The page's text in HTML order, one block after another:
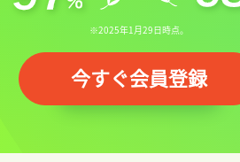
※2025年1月29日時点。
今すぐ会員登録